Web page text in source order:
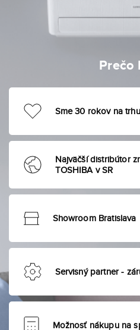
Prečo
Sme 30 rokov na trhu
Najväčší distribútor
TOSHIBA v SR
Showroom Bratislava
Servisný partner -
Možnosť nákupu na